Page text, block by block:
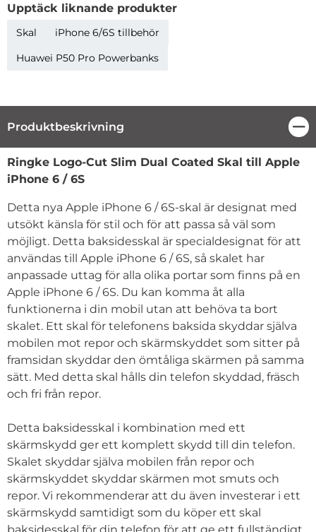
Upptäck liknande produkter
Skal
iPhone 6/6S tillbehör
Huawei P50 Pro Powerbanks
Produktbeskrivning
Produktbeskrivning
Ringke Logo-Cut Slim Dual Coated Skal till Apple
iPhone 6 / 6S
Detta nya Apple iPhone 6 / 6S-skal är designat med
utsökt känsla för stil och för att passa så väl som
möjligt. Detta baksidesskal är specialdesignat för att
användas till Apple iPhone 6 / 6S, så skalet har
anpassade uttag för alla olika portar som finns på en
Apple iPhone 6 / 6S. Du kan komma åt alla
funktionerna i din mobil utan att behöva ta bort
skalet. Ett skal för telefonens baksida skyddar själva
mobilen mot repor och skärmskyddet som sitter på
framsidan skyddar den ömtåliga skärmen på samma
sätt. Med detta skal hålls din telefon skyddad, fräsch
och fri från repor.
Detta baksidesskal i kombination med ett
skärmskydd ger ett komplett skydd till din telefon.
Skalet skyddar själva mobilen från repor och
skärmskyddet skyddar skärmen mot smuts och
repor. Vi rekommenderar att du även investerar i ett
skärmskydd samtidigt som du köper ett skal